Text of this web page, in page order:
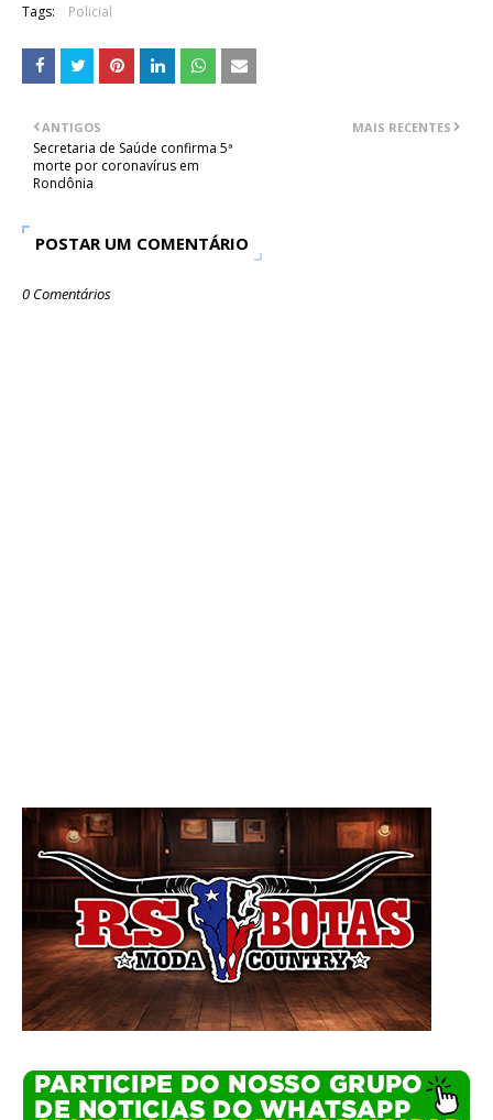
Tags: Policial
MAIS RECENTES
ANTIGOS
Secretaria de Saúde confirma 5ª
morte por coronavírus em
Rondônia
POSTAR UM COMENTÁRIO
0 Comentários